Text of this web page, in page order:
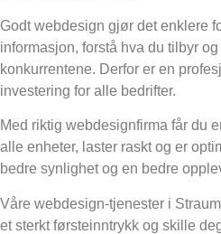
Godt webdesign gjør det enklere
informasjon, forstå hva du tilbyr
konkurrentene. Derfor er en
investering for alle bedrifter.
Med riktig webdesignfirma får du
alle enheter, laster raskt og er
bedre synlighet og en bedre
Våre webdesign-tjenester i
et sterkt førsteinntrykk og skille